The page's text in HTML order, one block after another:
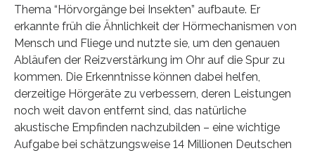
Thema “Hörvorgänge bei Insekten” aufbaute. Er
erkannte früh die Ähnlichkeit der Hörmechanismen von
Mensch und Fliege und nutzte sie, um den genauen
Abläufen der Reizverstärkung im Ohr auf die Spur zu
kommen. Die Erkenntnisse können dabei helfen,
derzeitige Hörgeräte zu verbessern, deren Leistungen
noch weit davon entfernt sind, das natürliche
akustische Empfinden nachzubilden – eine wichtige
Aufgabe bei schätzungsweise 14 Millionen Deutschen